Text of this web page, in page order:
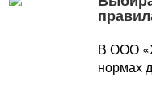
В ООО
нормах